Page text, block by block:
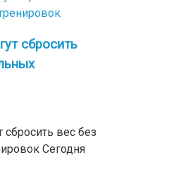
сбросить
вес без
Сегодня